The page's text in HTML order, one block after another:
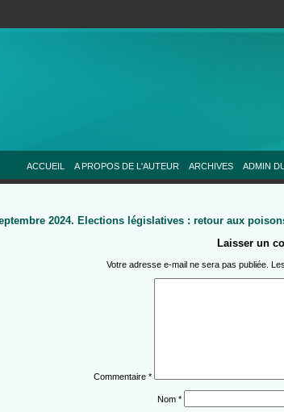
ACCUEIL A PROPOS DE L'AUTEUR ARCHIVES ADMIN
2024. Elections législatives : retour aux
Laisser un
Votre adresse e-mail ne sera pas publiée.
Commentaire *
Nom *